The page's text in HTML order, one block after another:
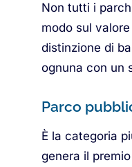
Non tutti i
modo sul valore
distinzione di
ognuna con un
Parco
È la categoria
genera il